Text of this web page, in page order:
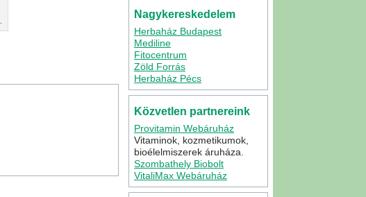
Nagykereskedelem
Herbaház Budapest
Mediline
Fitocentrum
Zöld Forrás
Herbaház Pécs
Közvetlen partnereink
Provitamin Webáruház
Vitaminok, kozmetikumok,
bioélelmiszerek áruháza.
Szombathely Biobolt
VitaliMax Webáruház